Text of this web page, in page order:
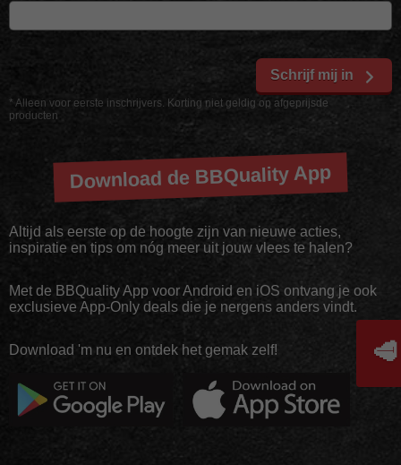
* Alleen voor eerste inschrijvers. Korting niet geldig op afgeprijsde
producten
Schrijf mij in
Download de BBQuality App
Altijd als eerste op de hoogte zijn van nieuwe acties,
inspiratie en tips om nóg meer uit jouw vlees te halen?
Met de BBQuality App voor Android en iOS ontvang je ook
exclusieve App-Only deals die je nergens anders vindt.
Download 'm nu en ontdek het gemak zelf! 🥩